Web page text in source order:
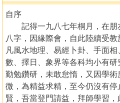
自序
記得一九八七年桐月，在朋
八字，因緣際會，自此陸續受
凡風水地理、易經卜卦、手面
數、擇日、象界等各科均小有研
勤勉鑽研，未敢怠惰，又因學
微，為精益求精，至今仍沒有
賢，吾當登門請益，拜師學習